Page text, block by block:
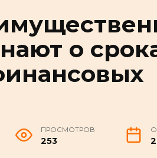
о
ПРОСМОТРОВ
253